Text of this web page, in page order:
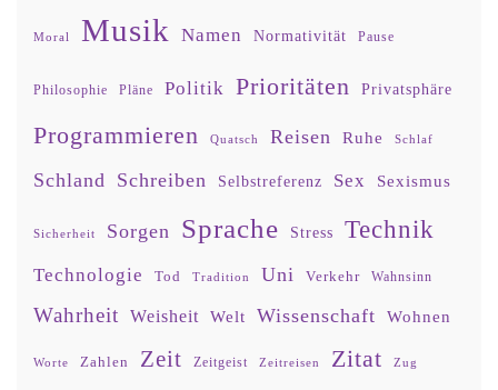
Moral Musik Namen Normativität Pause
Philosophie Pläne Politik Prioritäten Privatsphäre
Programmieren Quatsch Reisen Ruhe Schlaf
Schland Schreiben Selbstreferenz Sex Sexismus
Sicherheit Sorgen Sprache Stress Technik
Technologie Tod Tradition Uni Verkehr Wahnsinn
Wahrheit Weisheit Welt Wissenschaft Wohnen
Worte Zahlen Zeit Zeitgeist Zeitreisen Zitat Zug